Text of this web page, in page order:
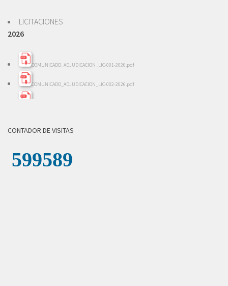
LICITACIONES
2026
COMUNICADO_ADJUDICACION_LIC-001-2026.pdf
COMUNICADO_ADJUDICACION_LIC-002-2026.pdf
LICITACION_DE_OFERTAS__001-_2026.pdf
CONTADOR DE VISITAS